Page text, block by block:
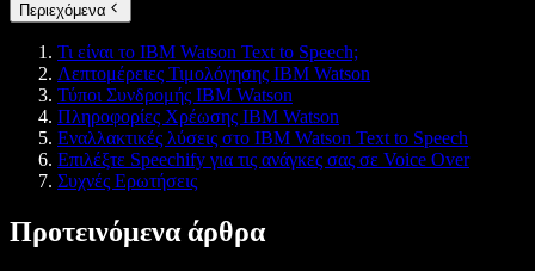
Περιεχόμενα
Τι είναι το IBM Watson Text to Speech;
Λεπτομέρειες Τιμολόγησης IBM Watson
Τύποι Συνδρομής IBM Watson
Πληροφορίες Χρέωσης IBM Watson
Εναλλακτικές λύσεις στο IBM Watson Text to Speech
Επιλέξτε Speechify για τις ανάγκες σας σε Voice Over
Συχνές Ερωτήσεις
Προτεινόμενα άρθρα